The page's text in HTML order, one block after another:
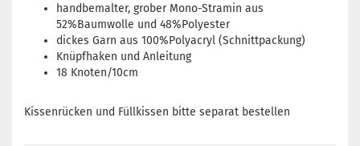
handbemalter, grober Mono-Stramin aus
52%Baumwolle und 48%Polyester
dickes Garn aus 100%Polyacryl (Schnittpackung)
Knüpfhaken und Anleitung
18 Knoten/10cm
Kissenrücken und Füllkissen bitte separat bestellen